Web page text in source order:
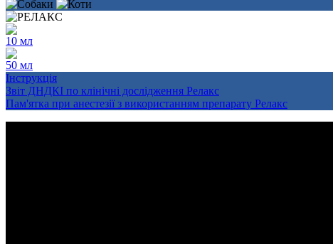
10 мл
50 мл
Інструкція
Звіт ДНДКІ по клінічні дослідження Релакс
Пам'ятка при анестезії з використанням препарату Релакс